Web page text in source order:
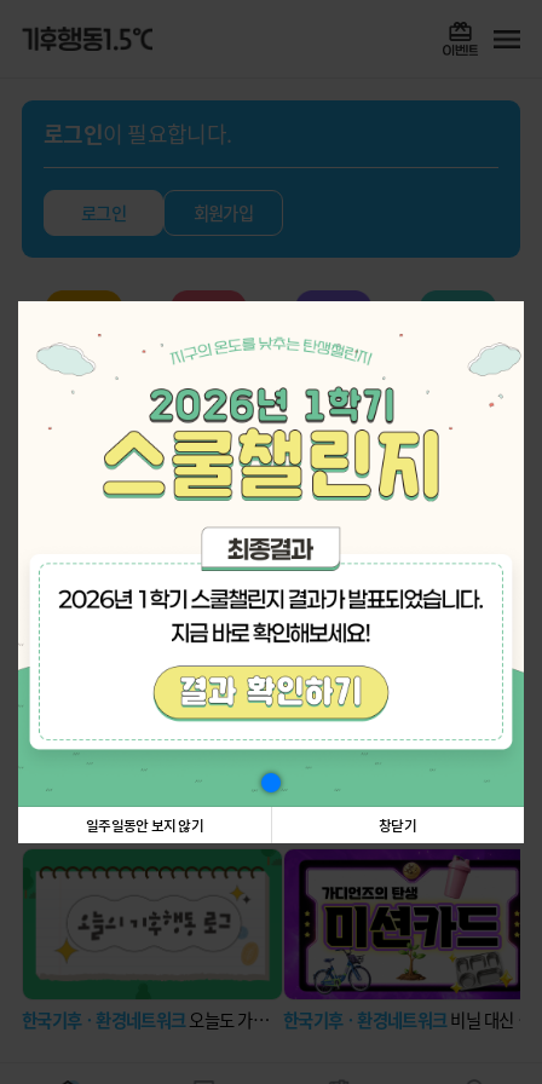
일주일동안 보지 않기 창닫기
로그인이 필요합니다.
로그인 회원가입
스쿨챌린지 실천기록 퀴즈
나의 활동 스탬프
탄소중립에 관한 정보꿀팁! 더보기
한국기후ㆍ환경네트워크오늘도 가볍게 딛는 발걸음 한국기후ㆍ환경네트워크비닐 대신 장바구니